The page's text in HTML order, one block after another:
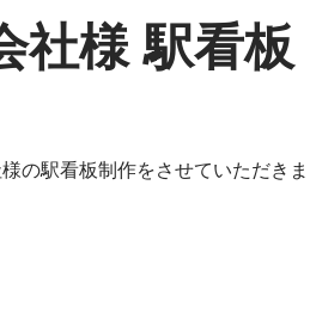
社様 駅看板
の駅看板制作をさせていただき